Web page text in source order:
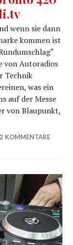
wenn sie dann
kommen ist
von Autoradios
Technik
was ein
auf der Messe
von Blaupunkt,
420 BP – IFA
KOMMENTARE